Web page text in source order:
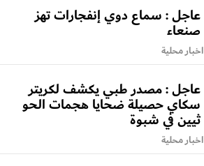
عاجل : سماع دوي إنفجارات تهز
صنعاء
اخبار محلية
عاجل : مصدر طبي يكشف لكريتر
سكاي حصيلة ضحايا هجمات الحو
ثيين في شبوة
اخبار محلية